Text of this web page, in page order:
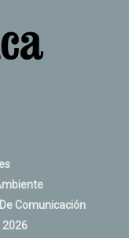
Comunicación
2026